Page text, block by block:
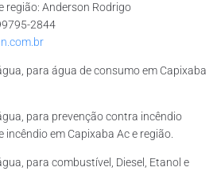
região: Anderson Rodrigo
2844
para água de consumo em Capixaba
para prevenção contra incêndio
incêndio em Capixaba Ac e região.
para combustível, Diesel, Etanol e